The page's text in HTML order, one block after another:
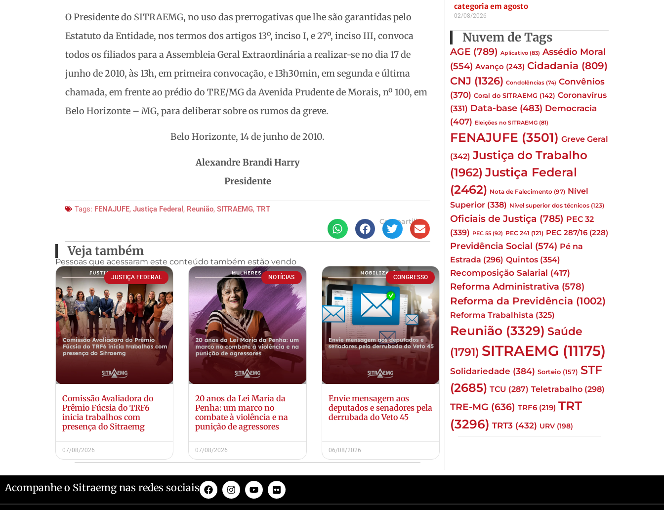
O Presidente do SITRAEMG, no uso das prerrogativas que lhe são garantidas pelo
Estatuto da Entidade, nos termos dos artigos 13º, inciso I, e 27º, inciso III, convoca
todos os filiados para a Assembleia Geral Extraordinária a realizar-se no dia 17 de
junho de 2010, às 13h, em primeira convocação, e 13h30min, em segunda e última
chamada, em frente ao prédio do TRE/MG da Avenida Prudente de Morais, nº 100, em
Belo Horizonte – MG, para deliberar sobre os rumos da greve.
Belo Horizonte, 14 de junho de 2010.
Alexandre Brandi Harry
Presidente
Tags: FENAJUFE, Justiça Federal , Reunião, SITRAEMG, TRT
Compartilhe
Veja também
Pessoas que acessaram este conteúdo também estão vendo
JUSTIÇA FEDERAL
Comissão Avaliadora do
Prêmio Fúcsia do TRF6
inicia trabalhos com
presença do Sitraemg
07/08/2026
NOTÍCIAS
20 anos da Lei Maria da
Penha: um marco no
combate à violência e na
punição de agressores
07/08/2026
CONGRESSO
Envie mensagem aos
deputados e senadores pela
derrubada do Veto 45
06/08/2026
categoria em agosto
02/08/2026
Nuvem de Tags
AGE (789) Aplicativo (83) Assédio Moral
(554) Avanço (243) Cidadania (809)
CNJ (1326) Condolências (74) Convênios
(370) Coral do SITRAEMG (142) Coronavírus
(331) Data-base (483) Democracia
(407) Eleições no SITRAEMG (81)
FENAJUFE (3501) Greve Geral
(342) Justiça do Trabalho
(1962) Justiça Federal
(2462) Nota de Falecimento (97) Nível
Superior (338) Nível superior dos técnicos (123)
Oficiais de Justiça (785) PEC 32
(339) PEC 55 (92) PEC 241 (121) PEC 287/16 (228)
Previdência Social (574) Pé na
Estrada (296) Quintos (354)
Recomposição Salarial (417)
Reforma Administrativa (578)
Reforma da Previdência (1002)
Reforma Trabalhista (325)
Reunião (3329) Saúde
(1791) SITRAEMG (11175)
Solidariedade (384) Sorteio (157) STF
(2685) TCU (287) Teletrabalho (298)
TRE-MG (636) TRF6 (219) TRT
(3296) TRT3 (432) URV (198)
Acompanhe o Sitraemg nas redes sociais